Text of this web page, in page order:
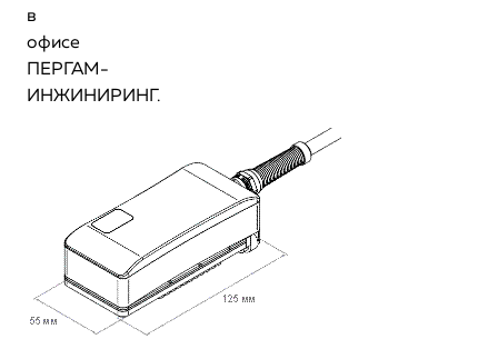
в
офисе
ПЕРГАМ-
ИНЖИНИРИНГ.